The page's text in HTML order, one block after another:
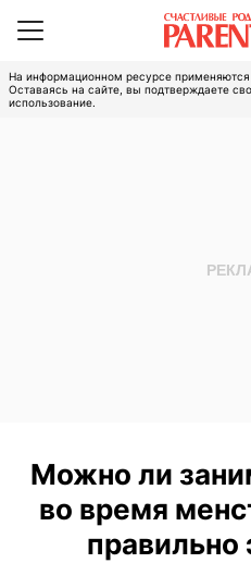
На информационном ресурсе
Оставаясь на сайте, вы подтверждаете
использование.
Можно ли
во время
правильно